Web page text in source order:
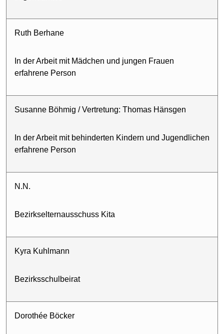
Ruth Berhane
In der Arbeit mit Mädchen und jungen Frauen
erfahrene Person
Susanne Böhmig / Vertretung: Thomas Hänsgen
In der Arbeit mit behinderten Kindern und Jugendlichen
erfahrene Person
N.N.
Bezirkselternausschuss Kita
Kyra Kuhlmann
Bezirksschulbeirat
Dorothée Böcker